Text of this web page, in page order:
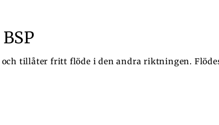
tillåter fritt flöde i den andra riktningen.